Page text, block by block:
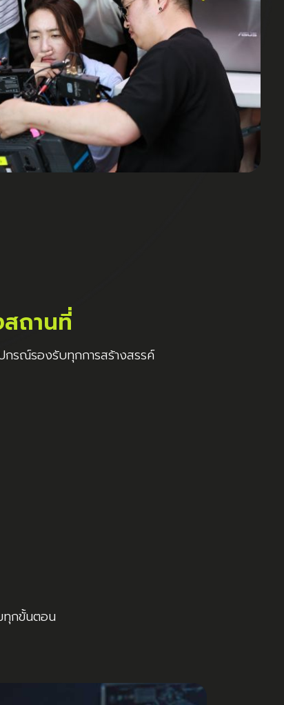
สถานที่
รณ์รองรับทุกการสร้างสรรค์
ทุกขั้นตอน